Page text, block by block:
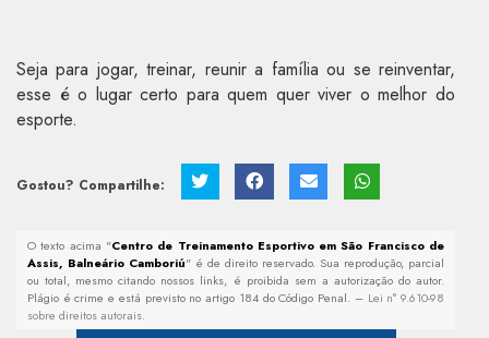
Seja para jogar, treinar, reunir a família ou se reinventar,
esse é o lugar certo para quem quer viver o melhor do
esporte.
Gostou? Compartilhe:
O texto acima "Centro de Treinamento Esportivo em São Francisco de
Assis, Balneário Camboriú" é de direito reservado. Sua reprodução, parcial
ou total, mesmo citando nossos links, é proibida sem a autorização do autor.
Plágio é crime e está previsto no artigo 184 do Código Penal. – Lei n° 9.610-98
sobre direitos autorais.